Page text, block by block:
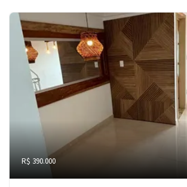
R$ 390.000